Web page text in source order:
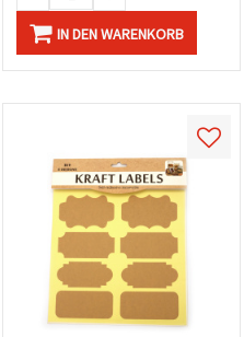
IN DEN WARENKORB